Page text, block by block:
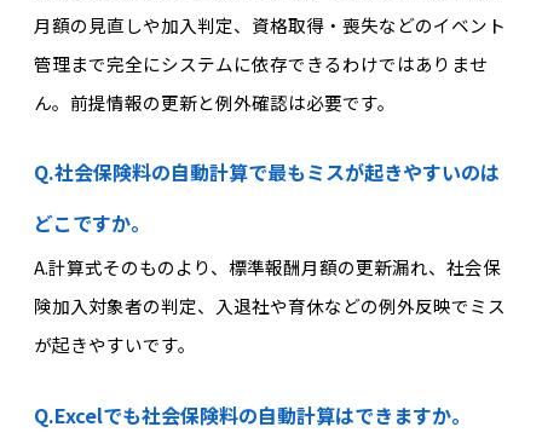
月額の見直しや加入判定、資格取得・喪失などのイベント
管理まで完全にシステムに依存できるわけではありませ
ん。前提情報の更新と例外確認は必要です。
Q.社会保険料の自動計算で最もミスが起きやすいのは
どこですか。
A.計算式そのものより、標準報酬月額の更新漏れ、 社会保
険加入対象者の判定、入退社や育休などの例外反映でミス
が起きやすいです。
Q.Excelでも社会保険料の自動計算はできますか。